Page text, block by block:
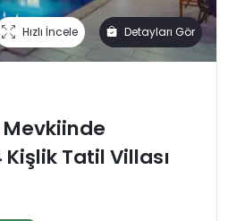
Hızlı İncele Detayları Gör
Tatil Villası